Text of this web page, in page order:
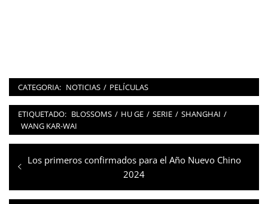
CATEGORIA: NOTICIAS / PELÍCULAS
ETIQUETADO: BLOSSOMS / HU GE / SERIE / SHANGHAI /
WANG KAR-WAI
Navegación
de
entradas
Entrada
Los primeros confirmados para el Año Nuevo Chino
2024